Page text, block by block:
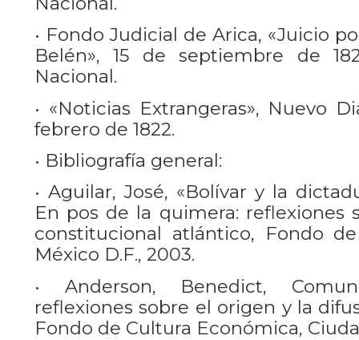
• Fondo Judicial de Arica, «Juicio
Belén», 15 de septiembre de
Nacional.
• «Noticias Extrangeras», Nuevo
febrero de 1822.
• Bibliografía general:
• Aguilar, José, «Bolívar y la
En pos de la quimera: reflexiones
constitucional atlántico, Fondo
México D.F., 2003.
• Anderson, Benedict,
reflexiones sobre el origen y la
Fondo de Cultura Económica,